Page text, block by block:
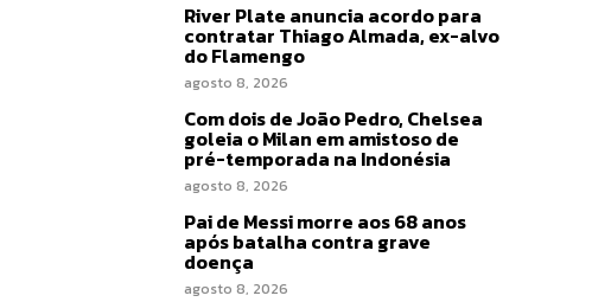
River Plate anuncia acordo para
contratar Thiago Almada, ex-alvo
do Flamengo
agosto 8, 2026
Com dois de João Pedro, Chelsea
goleia o Milan em amistoso de
pré-temporada na Indonésia
agosto 8, 2026
Pai de Messi morre aos 68 anos
após batalha contra grave
doença
agosto 8, 2026